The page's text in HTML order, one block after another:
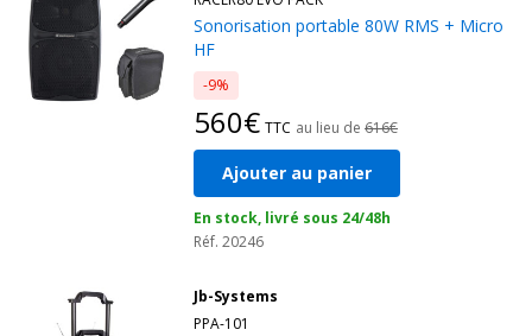
établissements publics ou associatifs.
Parcourez notre sélection de sonos portables prêtes à l’emploi
et choisissez le modèle le plus adapté à votre établissement !
Tous nos packs sont pensés pour un usage scolaire : complets,
simples à installer, faciles à transporter et accessibles pour les
budgets publics ou associatifs. Demandez votre
Sonorisation portable 80W RMS + Micro
HF
-9%
560€ TTC au lieu de 616€
Ajouter au panier
En stock, livré sous 24/48h
Réf. 20246
Jb-Systems
PPA-101